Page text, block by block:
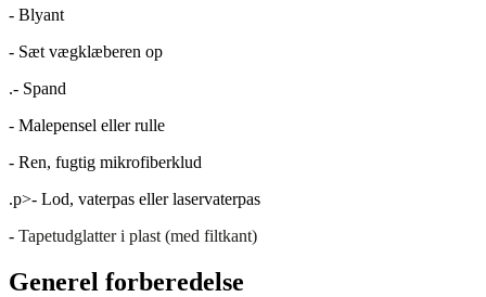
- Blyant
- Sæt vægklæberen op
.- Spand
- Malepensel eller rulle
- Ren, fugtig mikrofiberklud
.p>- Lod, vaterpas eller laservaterpas
- Tapetudglatter i plast (med filtkant)
Generel forberedelse